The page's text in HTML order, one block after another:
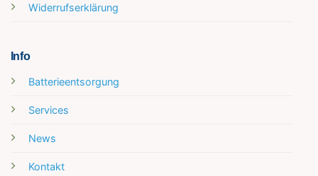
Widerrufserklärung
Info
Batterieentsorgung
Services
News
Kontakt